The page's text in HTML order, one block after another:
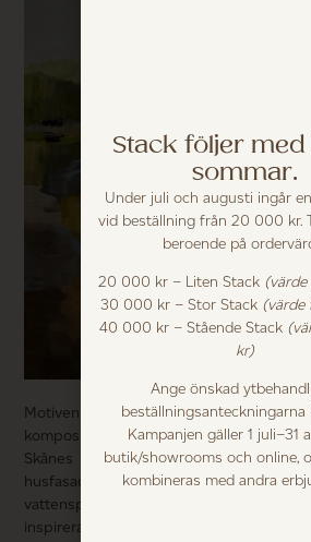
Motiven är abstrakta landskap
kompositionen är det centrala.
Skånes och Gotlands stränder och
husfasader med dess olika
vattenspeglingar är några av de
inspirerat mig.
Stack följer
sommar.
Under juli och augusti ingår
vid beställning från 20 000 kr.
beroende på
20 000 kr – Liten Stack
30 000 kr – Stor Stack (värde
40 000 kr – Stående Stack
kr)
Ange önskad
beställningsanteckningarna
Kampanjen gäller 1 juli–31
butik/showrooms och online,
kombineras med andra